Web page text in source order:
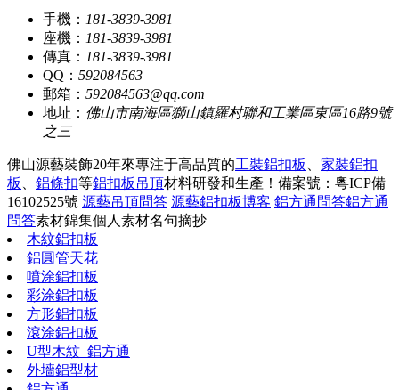
手機： 181-3839-3981
座機： 181-3839-3981
傳真： 181-3839-3981
QQ： 592084563
郵箱： 592084563@qq.com
地址： 佛山市南海區獅山鎮羅村聯和工業區東區16路9號
之三
佛山源藝裝飾20年來專注于高品質的工裝鋁扣板
家裝鋁扣
板
鋁條扣等鋁扣板吊頂材料研發和生產！ 備案號：粵ICP備
16102525號 源藝吊頂問答 源藝鋁扣板博客 鋁方通問答鋁方通
問答素材錦集個人素材名句摘抄
木紋鋁扣板
鋁圓管天花
噴涂鋁扣板
彩涂鋁扣板
方形鋁扣板
滾涂鋁扣板
U型木紋_鋁方通
外墻鋁型材